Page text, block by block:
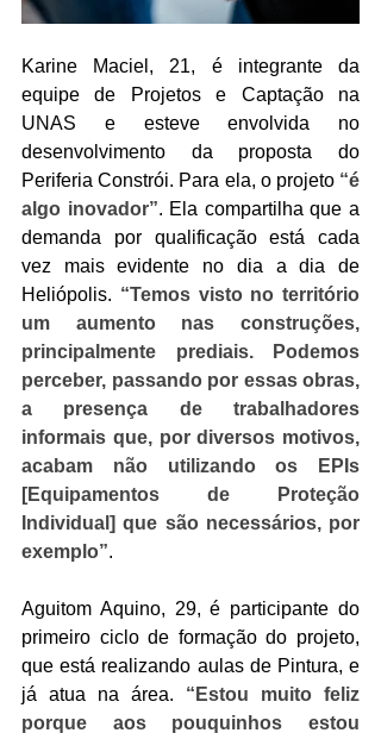
Karine Maciel, 21, é integrante da
equipe de Projetos e Captação na
UNAS e esteve envolvida no
desenvolvimento da proposta do
Periferia Constrói. Para ela, o projeto “é
algo inovador”. Ela compartilha que a
demanda por qualificação está cada
vez mais evidente no dia a dia de
Heliópolis. “Temos visto no território
um aumento nas construções,
principalmente prediais. Podemos
perceber, passando por essas obras,
a presença de trabalhadores
informais que, por diversos motivos,
acabam não utilizando os EPIs
[Equipamentos de Proteção
Individual] que são necessários, por
exemplo”.
Aguitom Aquino, 29, é participante do
primeiro ciclo de formação do projeto,
que está realizando aulas de Pintura, e
já atua na área. “Estou muito feliz
porque aos pouquinhos estou